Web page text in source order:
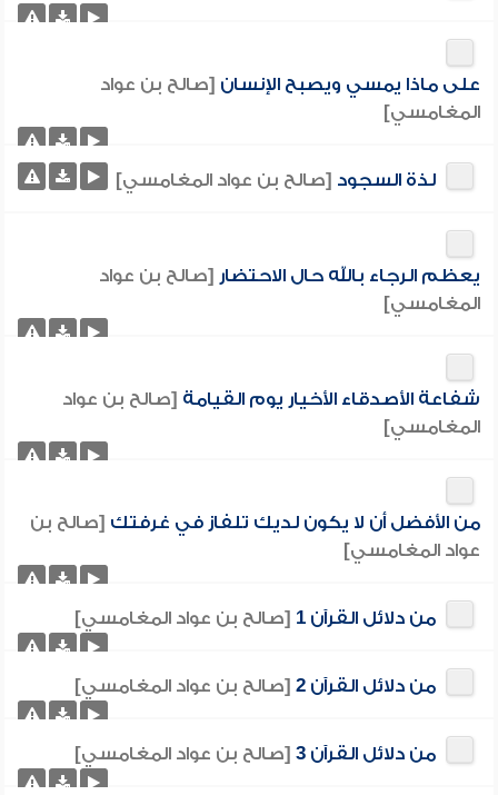
على ماذا يمسي ويصبح الإنسان [صالح بن عواد
المغامسي]
لذة السجود [صالح بن عواد المغامسي]
يعظم الرجاء بالله حال الاحتضار [صالح بن عواد
المغامسي]
شفاعة الأصدقاء الأخيار يوم القيامة [صالح بن عواد
المغامسي]
من الأفضل أن لا يكون لديك تلفاز في غرفتك [صالح بن
عواد المغامسي]
من دلائل القرآن 1 [صالح بن عواد المغامسي]
من دلائل القرآن 2 [صالح بن عواد المغامسي]
من دلائل القرآن 3 [صالح بن عواد المغامسي]